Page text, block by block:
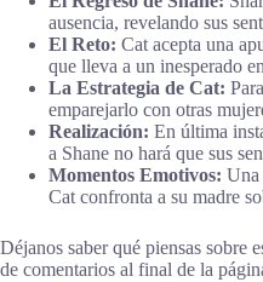
ausencia, revelando sus
El Reto: Cat acepta una
que lleva a un inesperado
La Estrategia de Cat:
emparejarlo con otras
Realización: En última
a Shane no hará que sus
Momentos Emotivos: Una
Cat confronta a su madre
Déjanos saber qué piensas sobre
de comentarios al final de la